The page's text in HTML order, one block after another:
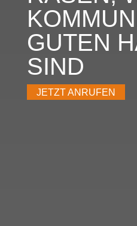
GUTEN
SIND
JETZT ANRUFEN